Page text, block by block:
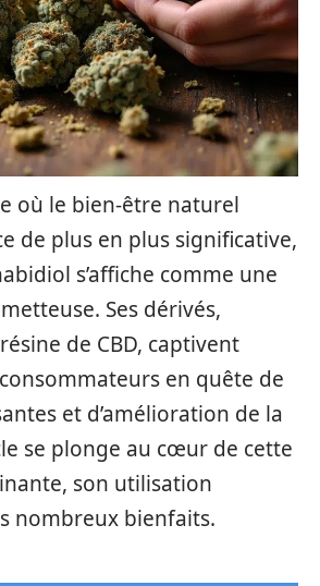
où le bien-être naturel
de plus en plus significative,
s’affiche comme une
Ses dérivés,
de CBD, captivent
en quête de
et d’amélioration de la
se plonge au cœur de cette
son utilisation
nombreux bienfaits.